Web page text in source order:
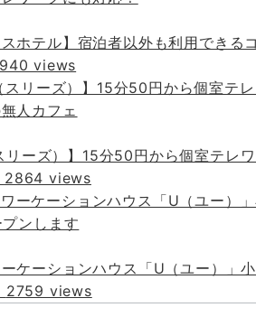
スホテル】宿泊者以外も利用できる
views
リーズ）】15分50円から個室テレ
2864 views
ケーションハウス「U（ユー）」
2759 views